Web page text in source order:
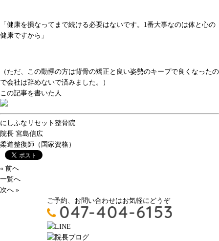
「健康を損なってまで続ける必要はないです。1番大事なのは体と心の
健康ですから」
（ただ、この動悸の方は背骨の矯正と良い姿勢のキープで良くなったの
で会社は辞めないで済みました。）
この記事を書いた人
にしふなリセット整骨院
院長 宮島信広
柔道整復師（国家資格）
« 前へ
一覧へ
次へ »
ご予約、お問い合わせはお気軽にどうぞ